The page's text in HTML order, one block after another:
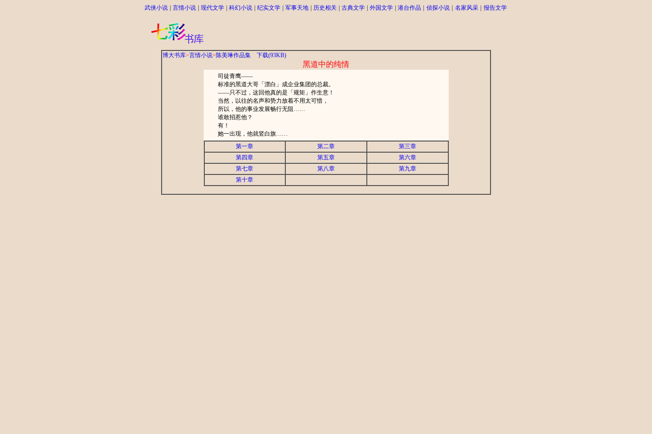
武侠小说 言情小说 现代文学 科幻小说 纪实文学 军事天地 历史相关 古典文学 外国文学 港台作品 侦探小说 名家风采 报告文学
博大书库>言情小说>陈美琳作品集 下载(93KB)
黑道中的纯情
司徒青鹰——
标准的黑道大哥「漂白」成企业集团的总裁。
——只不过，这回他真的是「规矩」作生意！
当然，以往的名声和势力放着不用太可惜，
所以，他的事业发展畅行无阻……
谁敢招惹他？
有！
她一出现，他就竖白旗……
第一章
第二章
第三章
第四章
第五章
第六章
第七章
第八章
第九章
第十章